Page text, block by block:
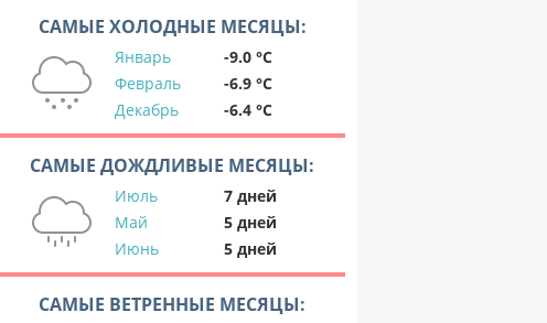
САМЫЕ ХОЛОДНЫЕ МЕСЯЦЫ:
Январь
-9.0 °C
Февраль
-6.9 °C
Декабрь
-6.4 °C
САМЫЕ ДОЖДЛИВЫЕ МЕСЯЦЫ:
Июль
7 дней
Май
5 дней
Июнь
5 дней
САМЫЕ ВЕТРЕННЫЕ МЕСЯЦЫ: